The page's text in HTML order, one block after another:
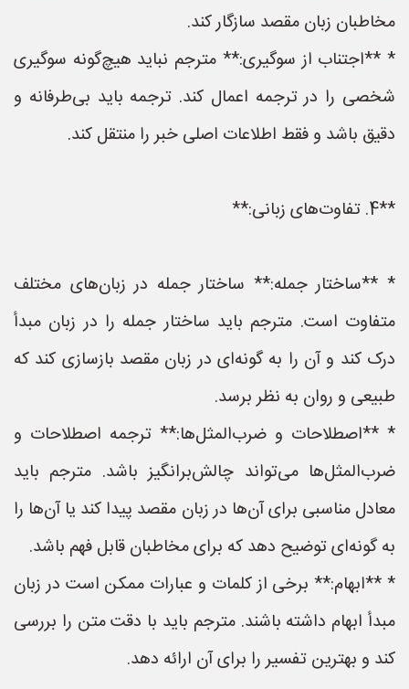
مخاطبان زبان مقصد سازگار کند.
* **اجتناب از سوگیری:** مترجم نباید هیچ‌گونه سوگیری
شخصی را در ترجمه اعمال کند. ترجمه باید بی‌طرفانه و
دقیق باشد و فقط اطلاعات اصلی خبر را منتقل کند.
**4. تفاوت‌های زبانی:**
* **ساختار جمله:** ساختار جمله در زبان‌های مختلف
متفاوت است. مترجم باید ساختار جمله را در زبان مبدأ
درک کند و آن را به گونه‌ای در زبان مقصد بازسازی کند که
طبیعی و روان به نظر برسد.
* **اصطلاحات و ضرب‌المثل‌ها:** ترجمه اصطلاحات و
ضرب‌المثل‌ها می‌تواند چالش‌برانگیز باشد. مترجم باید
معادل مناسبی برای آن‌ها در زبان مقصد پیدا کند یا آن‌ها را
به گونه‌ای توضیح دهد که برای مخاطبان قابل فهم باشد.
* **ابهام:** برخی از کلمات و عبارات ممکن است در زبان
مبدأ ابهام داشته باشند. مترجم باید با دقت متن را بررسی
کند و بهترین تفسیر را برای آن ارائه دهد.